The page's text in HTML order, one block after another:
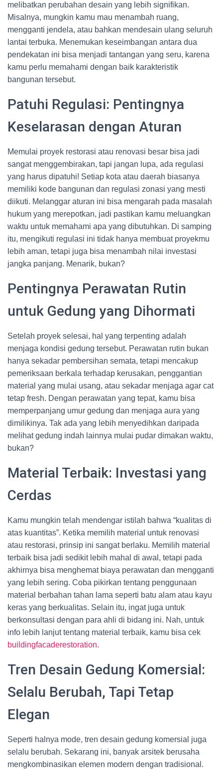
melibatkan perubahan desain yang lebih signifikan.
Misalnya, mungkin kamu mau menambah ruang,
mengganti jendela, atau bahkan mendesain ulang seluruh
lantai terbuka. Menemukan keseimbangan antara dua
pendekatan ini bisa menjadi tantangan yang seru, karena
kamu perlu memahami dengan baik karakteristik
bangunan tersebut.
Patuhi Regulasi: Pentingnya
Keselarasan dengan Aturan
Memulai proyek restorasi atau renovasi besar bisa jadi
sangat menggembirakan, tapi jangan lupa, ada regulasi
yang harus dipatuhi! Setiap kota atau daerah biasanya
memiliki kode bangunan dan regulasi zonasi yang mesti
diikuti. Melanggar aturan ini bisa mengarah pada masalah
hukum yang merepotkan, jadi pastikan kamu meluangkan
waktu untuk memahami apa yang dibutuhkan. Di samping
itu, mengikuti regulasi ini tidak hanya membuat proyekmu
lebih aman, tetapi juga bisa menambah nilai investasi
jangka panjang. Menarik, bukan?
Pentingnya Perawatan Rutin
untuk Gedung yang Dihormati
Setelah proyek selesai, hal yang terpenting adalah
menjaga kondisi gedung tersebut. Perawatan rutin bukan
hanya sekadar pembersihan semata, tetapi mencakup
pemeriksaan berkala terhadap kerusakan, penggantian
material yang mulai usang, atau sekadar menjaga agar cat
tetap fresh. Dengan perawatan yang tepat, kamu bisa
memperpanjang umur gedung dan menjaga aura yang
dimilikinya. Tak ada yang lebih menyedihkan daripada
melihat gedung indah lainnya mulai pudar dimakan waktu,
bukan?
Material Terbaik: Investasi yang
Cerdas
Kamu mungkin telah mendengar istilah bahwa “kualitas di
atas kuantitas”. Ketika memilih material untuk renovasi
atau restorasi, prinsip ini sangat berlaku. Memilih material
terbaik bisa jadi sedikit lebih mahal di awal, tetapi pada
akhirnya bisa menghemat biaya perawatan dan mengganti
yang lebih sering. Coba pikirkan tentang penggunaan
material berbahan tahan lama seperti batu alam atau kayu
keras yang berkualitas. Selain itu, ingat juga untuk
berkonsultasi dengan para ahli di bidang ini. Nah, untuk
info lebih lanjut tentang material terbaik, kamu bisa cek
buildingfacaderestoration.
Tren Desain Gedung Komersial:
Selalu Berubah, Tapi Tetap
Elegan
Seperti halnya mode, tren desain gedung komersial juga
selalu berubah. Sekarang ini, banyak arsitek berusaha
mengkombinasikan elemen modern dengan tradisional.